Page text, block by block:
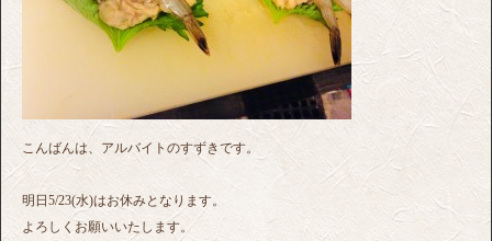
こんばんは、アルバイトのすずきです。
明日5/23(水)はお休みとなります。
よろしくお願いいたします。